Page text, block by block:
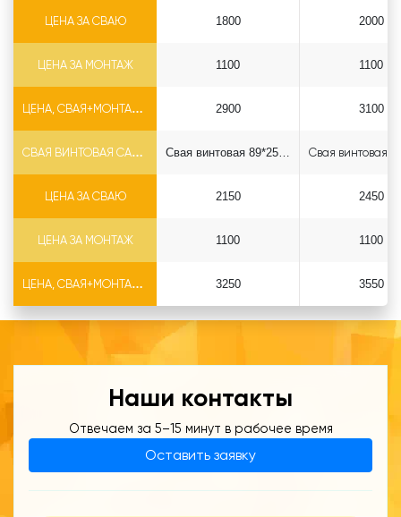
ЦЕНА ЗА СВАЮ
ЦЕНА ЗА МОНТАЖ
ЦЕНА, СВАЯ+МОНТАЖ (БЕЗ ОГОЛОВКА)
1800
1100
2900
2000
1100
3100
СВАЯ ВИНТОВАЯ САМОРЕЗ Ф89*6.5
ЦЕНА ЗА СВАЮ
ЦЕНА ЗА МОНТАЖ
ЦЕНА, СВАЯ+МОНТАЖ (БЕЗ ОГОЛОВКА)
Свая винтовая 89*2500 саморез
2150
1100
3250
2450
1100
3550
Наши контакты
Отвечаем за 5–15 минут в рабочее время
Оставить заявку